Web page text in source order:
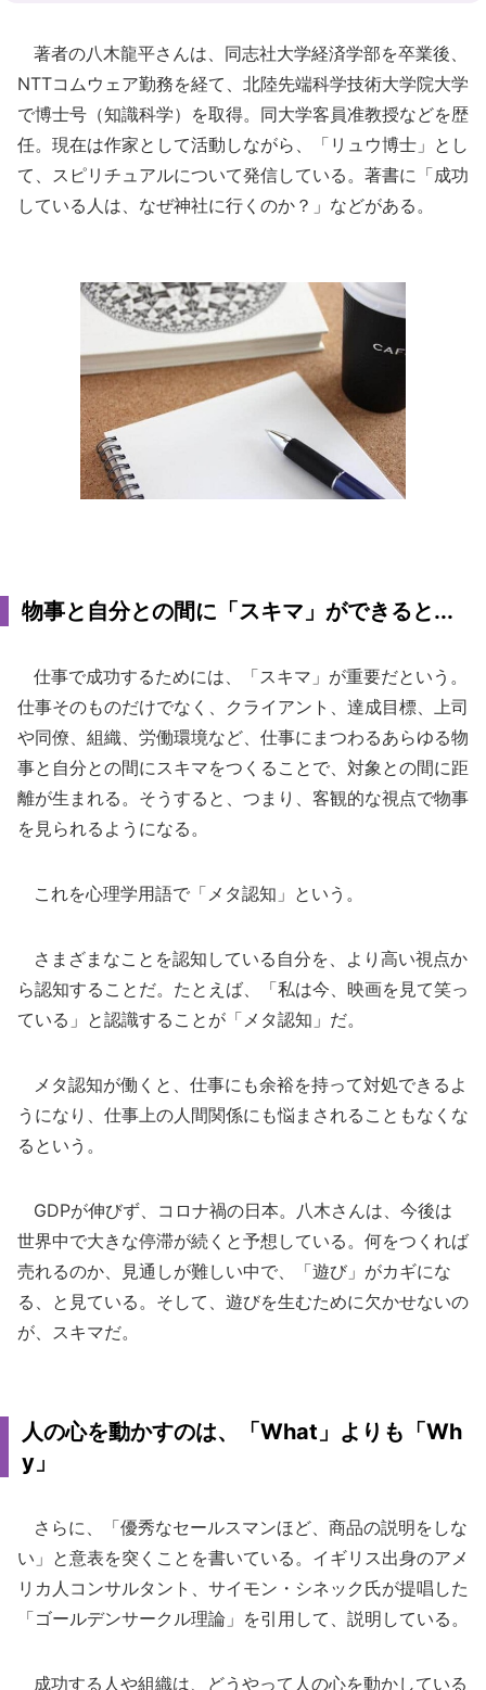
著者の八木龍平さんは、同志社大学経済学部を卒業後、
NTTコムウェア勤務を経て、北陸先端科学技術大学院大学
で博士号（知識科学）を取得。同大学客員准教授などを歴
任。現在は作家として活動しながら、「リュウ博士」とし
て、スピリチュアルについて発信している。著書に「成功
している人は、なぜ神社に行くのか？」などがある。
物事と自分との間に「スキマ」ができると...
仕事で成功するためには、「スキマ」が重要だという。
仕事そのものだけでなく、クライアント、達成目標、上司
や同僚、組織、労働環境など、仕事にまつわるあらゆる物
事と自分との間にスキマをつくることで、対象との間に距
離が生まれる。そうすると、つまり、客観的な視点で物事
を見られるようになる。
これを心理学用語で「メタ認知」という。
さまざまなことを認知している自分を、より高い視点か
ら認知することだ。たとえば、「私は今、映画を見て笑っ
ている」と認識することが「メタ認知」だ。
メタ認知が働くと、仕事にも余裕を持って対処できるよ
うになり、仕事上の人間関係にも悩まされることもなくな
るという。
GDPが伸びず、コロナ禍の日本。八木さんは、今後は
世界中で大きな停滞が続くと予想している。何をつくれば
売れるのか、見通しが難しい中で、「遊び」がカギにな
る、と見ている。そして、遊びを生むために欠かせないの
が、スキマだ。
人の心を動かすのは、「What」よりも「Wh
y」
さらに、「優秀なセールスマンほど、商品の説明をしな
い」と意表を突くことを書いている。イギリス出身のアメ
リカ人コンサルタント、サイモン・シネック氏が提唱した
「ゴールデンサークル理論」を引用して、説明している。
成功する人や組織は、どうやって人の心を動かしている